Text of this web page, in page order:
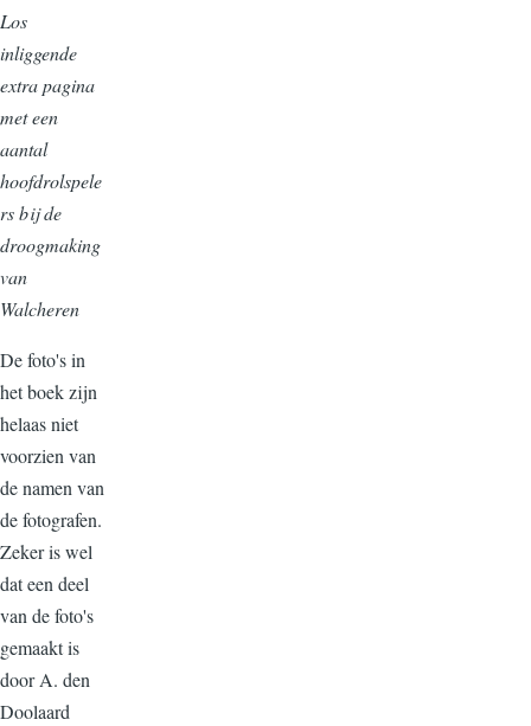
Los
inliggende
extra pagina
met een
aantal
hoofdrolspele
rs bij de
droogmaking
van
Walcheren
De foto's in
het boek zijn
helaas niet
voorzien van
de namen van
de fotografen.
Zeker is wel
dat een deel
van de foto's
gemaakt is
door A. den
Doolaard